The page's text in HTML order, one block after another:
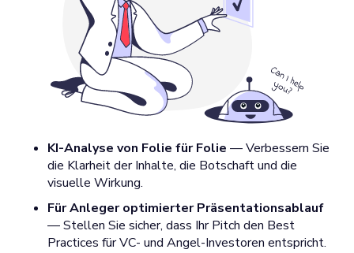
KI-Analyse von Folie für Folie — Verbessern Sie
die Klarheit der Inhalte, die Botschaft und die
visuelle Wirkung.
Für Anleger optimierter Präsentationsablauf
— Stellen Sie sicher, dass Ihr Pitch den Best
Practices für VC- und Angel-Investoren entspricht.